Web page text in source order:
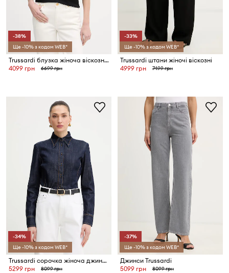
-38%
Ще -10% з кодом WEB*
Trussardi блузка жіноча віскозна
4099 грн
6699 грн
-33%
Ще -10% з кодом WEB*
Trussardi штани жіночі віскозні
4999 грн
7499 грн
-34%
Ще -10% з кодом WEB*
Trussardi сорочка жіноча джинсова
5299 грн
8099 грн
-37%
Ще -10% з кодом WEB*
Джинси Trussardi
5099 грн
8099 грн